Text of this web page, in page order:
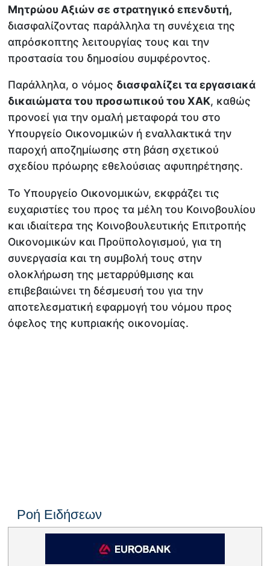
Μητρώου Αξιών σε στρατηγικό επενδυτή,
διασφαλίζοντας παράλληλα τη συνέχεια της
απρόσκοπτης λειτουργίας τους και την
προστασία του δημοσίου συμφέροντος.
Παράλληλα, ο νόμος διασφαλίζει τα εργασιακά
δικαιώματα του προσωπικού του ΧΑΚ, καθώς
προνοεί για την ομαλή μεταφορά του στο
Υπουργείο Οικονομικών ή εναλλακτικά την
παροχή αποζημίωσης στη βάση σχετικού
σχεδίου πρόωρης εθελούσιας αφυπηρέτησης.
Το Υπουργείο Οικονομικών, εκφράζει τις
ευχαριστίες του προς τα μέλη του Κοινοβουλίου
και ιδιαίτερα της Κοινοβουλευτικής Επιτροπής
Οικονομικών και Προϋπολογισμού, για τη
συνεργασία και τη συμβολή τους στην
ολοκλήρωση της μεταρρύθμισης και
επιβεβαιώνει τη δέσμευσή του για την
αποτελεσματική εφαρμογή του νόμου προς
όφελος της κυπριακής οικονομίας.
Ροή Ειδήσεων